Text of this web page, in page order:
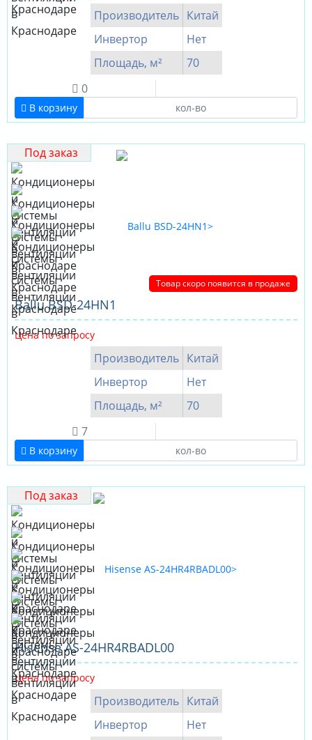
Производитель Китай
Инвертор
Нет
Площадь, м²
70
0
В корзину
Под заказ
Товар скоро появится в продаже
Ballu BSD-24HN1
Цена по запросу
Производитель Китай
Инвертор
Нет
Площадь, м²
70
7
В корзину
Под заказ
Hisense AS-24HR4RBADL00
Цена по запросу
Производитель Китай
Инвертор
Нет